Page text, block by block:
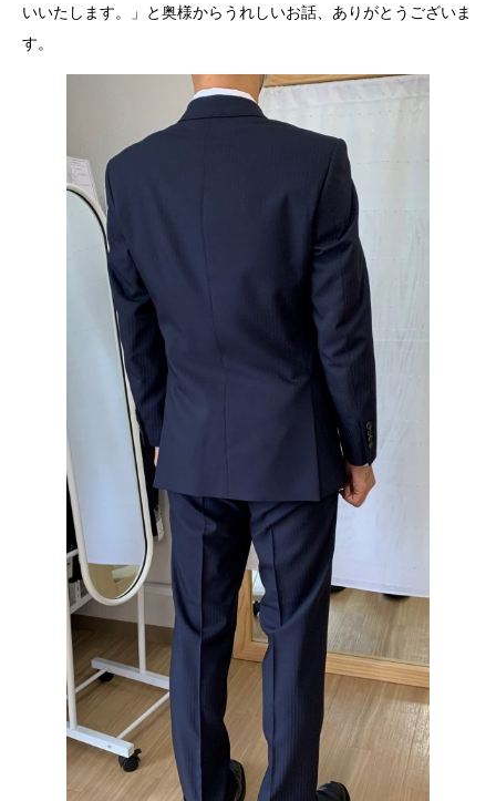
いいたします。」と奥様からうれしいお話、ありがとうございま
す。